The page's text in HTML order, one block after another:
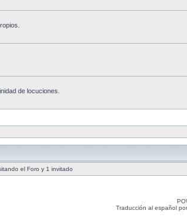
de locuciones.
el Foro y 1 invitado
Traducción al español